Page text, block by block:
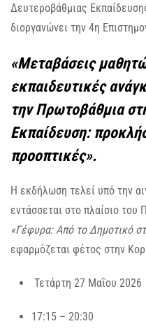
Δευτεροβάθμιας
διοργανώνει την 4η
«Μεταβάσεις
εκπαιδευτικές
την Πρωτοβάθμια
Εκπαίδευση:
προοπτικές».
Η εκδήλωση τελεί υπό την
εντάσσεται στο πλαίσιο
«Γέφυρα: Από το Δημοτικό
εφαρμόζεται φέτος στην
Τετάρτη 27 Μαΐου 2026
17:15 – 20:30